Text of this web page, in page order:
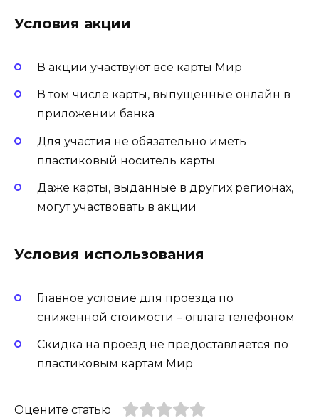
Условия акции
В акции участвуют все карты Мир
В том числе карты, выпущенные онлайн в
приложении банка
Для участия не обязательно иметь
пластиковый носитель карты
Даже карты, выданные в других регионах,
могут участвовать в акции
Условия использования
Главное условие для проезда по
сниженной стоимости – оплата телефоном
Скидка на проезд не предоставляется по
пластиковым картам Мир
Оцените статью